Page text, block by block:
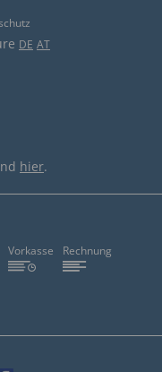
DE AT
hier.
Vorkasse Rechnung